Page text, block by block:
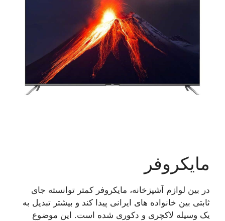
مایکروفر
در بین لوازم آشپزخانه، مایکروفر کمتر توانسته جای
ثابتی بین خانواده های ایرانی پیدا کند و بیشتر تبدیل به
یک وسیله لاکچری و دکوری شده است. این موضوع